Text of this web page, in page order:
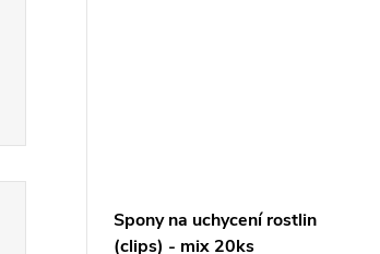
Spony na uchycení rostlin
(clips) - mix 20ks